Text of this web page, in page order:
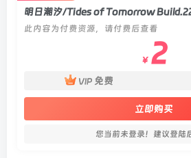
此内容为付费资源，请付费后查看
￥ 2
VIP 免费
立即购买
您当前未登录！建议登陆